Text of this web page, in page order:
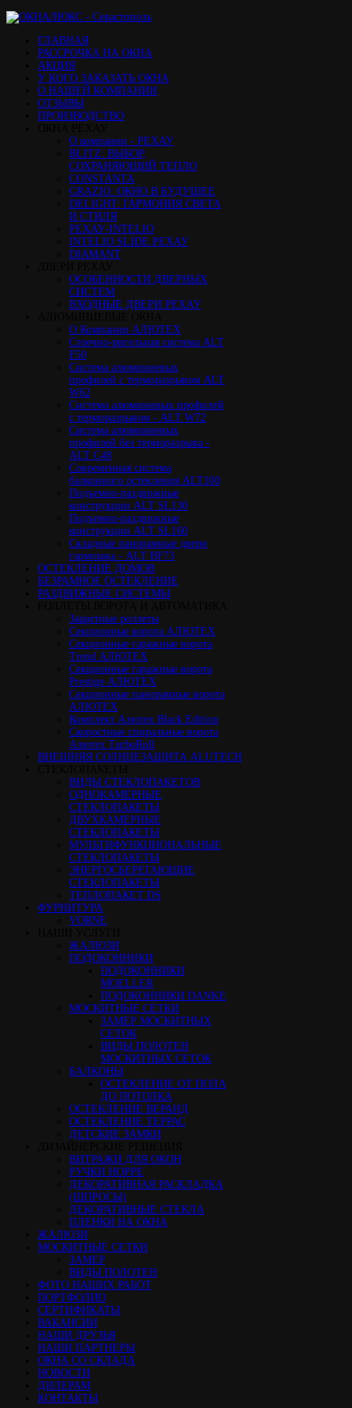
ГЛАВНАЯ
РАССРОЧКА НА ОКНА
АКЦИЯ
У КОГО ЗАКАЗАТЬ ОКНА
О НАШЕЙ КОМПАНИИ
ОТЗЫВЫ
ПРОИЗВОДСТВО
О компании - РЕХАУ
BLITZ: ВЫБОР,
СОХРАНЯЮЩИЙ ТЕПЛО
CONSTANTA
GRAZIO: ОКНО В БУДУЩЕЕ
DELIGHT: ГАРМОНИЯ СВЕТА
И СТИЛЯ
РЕХАУ-INTELIO
INTELIO SLIDE РЕХАУ
DIAMANT
ОСОБЕННОСТИ ДВЕРНЫХ
СИСТЕМ
ВХОДНЫЕ ДВЕРИ РЕХАУ
О Компании АЛЮТЕХ
Стоечно-ригельная система ALT
F50
Cистема алюминиевых
профилей с терморазрывом ALT
W62
Система алюминивых профилей
с терморазрывом - ALT W72
Cистема алюминиевых
профилей без терморазрыва -
ALT C48
Cовременная система
балконного остекления ALT100
Подъемно-раздвижные
конструкции ALT SL130
Подъемно-раздвижные
конструкции ALT SL160
Cкладные панорамные двери
гармошка - ALT BF73
ОСТЕКЛЕНИЕ ДОМОВ
БЕЗРАМНОЕ ОСТЕКЛЕНИЕ
РАЗДВИЖНЫЕ СИСТЕМЫ
Защитные роллеты
Секционные ворота АЛЮТЕХ
Секционные гаражные ворота
Trend АЛЮТЕХ
Секционные гаражные ворота
Prestige АЛЮТЕХ
Секционные панорамные ворота
АЛЮТЕХ
Комплект Алютех Black Edition
Скоростные спиральные ворота
Алютех TurboRoll
ВНЕШНЯЯ СОЛНЦЕЗАЩИТА ALUTECH
ВИДЫ СТЕКЛОПАКЕТОВ
ОДНОКАМЕРНЫЕ
СТЕКЛОПАКЕТЫ
ДВУХКАМЕРНЫЕ
СТЕКЛОПАКЕТЫ
МУЛЬТИФУНКЦИОНАЛЬНЫЕ
СТЕКЛОПАКЕТЫ
ЭНЕРГОСБЕРЕГАЮЩИЕ
СТЕКЛОПАКЕТЫ
ТЕПЛОПАКЕТ DS
ФУРНИТУРА
VORNE
ЖАЛЮЗИ
ПОДОКОННИКИ
ПОДОКОННИКИ
MOELLER
ПОДОКОННИКИ DANKE
МОСКИТНЫЕ СЕТКИ
ЗАМЕР МОСКИТНЫХ
СЕТОК
ВИДЫ ПОЛОТЕН
МОСКИТНЫХ СЕТОК
БАЛКОНЫ
ОСТЕКЛЕНИЕ ОТ ПОЛА
ДО ПОТОЛКА
ОСТЕКЛЕНИЕ ВЕРАНД
ОСТЕКЛЕНИЕ ТЕРРАС
ДЕТСКИЕ ЗАМКИ
ВИТРАЖИ ДЛЯ ОКОН
РУЧКИ HOPPE
ДЕКОРАТИВНАЯ РАСКЛАДКА
(ШПРОСЫ)
ДЕКОРАТИВНЫЕ СТЕКЛА
ПЛЕНКИ НА ОКНА
ЖАЛЮЗИ
МОСКИТНЫЕ СЕТКИ
ЗАМЕР
ВИДЫ ПОЛОТЕН
ФОТО НАШИХ РАБОТ
ПОРТФОЛИО
СЕРТИФИКАТЫ
ВАКАНСИИ
НАШИ ДРУЗЬЯ
НАШИ ПАРТНЕРЫ
ОКНА СО СКЛАДА
НОВОСТИ
ДИЛЕРАМ
КОНТАКТЫ